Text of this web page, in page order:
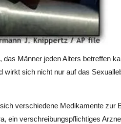
Männer jeden Alters betreffen
sich nicht nur auf das
verschiedene Medikamente zur
ein verschreibungspflichtiges